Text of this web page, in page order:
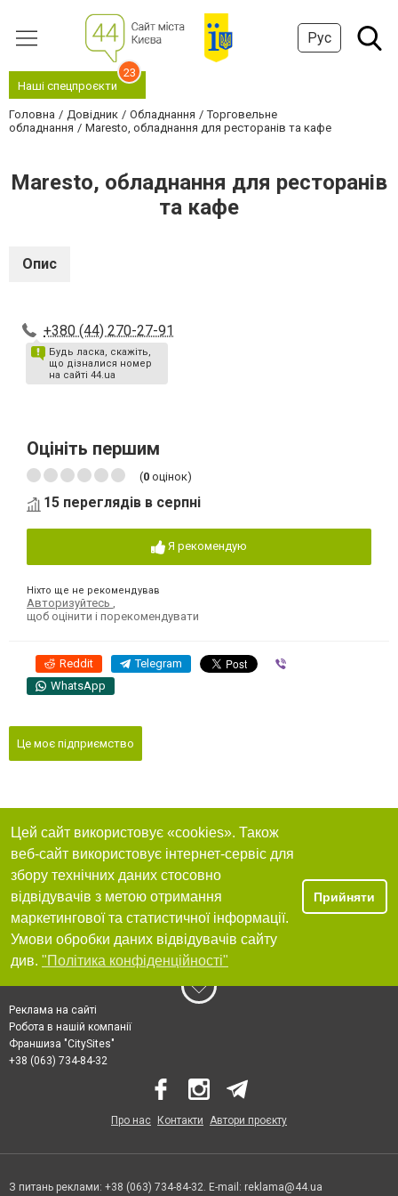
Рус
Наші спецпроєкти
23
Головна Довідник Обладнання
Торговельне
обладнання
Maresto, обладнання для ресторанів та кафе
Maresto, обладнання для ресторанів
та кафе
Опис
+380 (44) 270-27-91
Будь ласка, скажіть,
що дізналися номер
на сайті 44.ua
Оцініть першим
(0 оцінок)
15 переглядів в серпні
Я рекомендую
Ніхто ще не рекомендував
Авторизуйтесь
щоб оцінити і порекомендувати
Reddit Telegram
WhatsApp
Це моє підприємство
Цей сайт використовує «cookies». Також
веб-сайт використовує інтернет-сервіс для
збору технічних даних стосовно
відвідувачів з метою отримання
маркетингової та статистичної інформації.
Умови обробки даних відвідувачів сайту
див. "Політика конфіденційності"
Прийняти
Реклама на сайті
Робота в нашій компанії
Франшиза "CitySites"
+38 (063) 734-84-32
Про нас Контакти Автори проєкту
З питань реклами: +38 (063) 734-84-32. E-mail: reklama@44.ua